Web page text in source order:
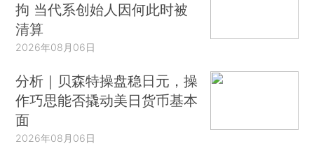
拘 当代系创始人因何此时被
清算
2026年08月06日
分析｜贝森特操盘稳日元，操
作巧思能否撬动美日货币基本
面
2026年08月06日